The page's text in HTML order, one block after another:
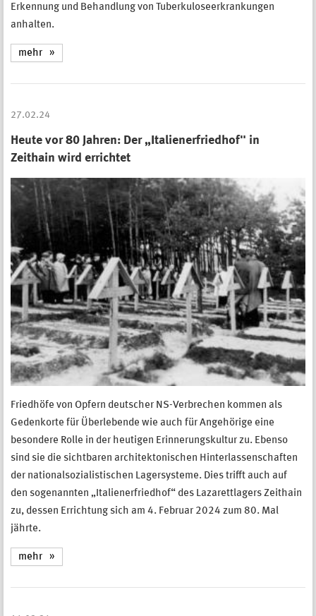
Erkennung und Behandlung von Tuberkuloseerkrankungen
anhalten.
mehr
27.02.24
Heute vor 80 Jahren: Der „Italienerfriedhof" in
Zeithain wird errichtet
Friedhöfe von Opfern deutscher NS-Verbrechen kommen als
Gedenkorte für Überlebende wie auch für Angehörige eine
besondere Rolle in der heutigen Erinnerungskultur zu. Ebenso
sind sie die sichtbaren architektonischen Hinterlassenschaften
der nationalsozialistischen Lagersysteme. Dies trifft auch auf
den sogenannten „Italienerfriedhof“ des Lazarettlagers Zeithain
zu, dessen Errichtung sich am 4. Februar 2024 zum 80. Mal
jährte.
mehr